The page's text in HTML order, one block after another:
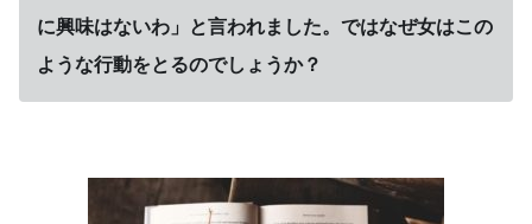
に興味はないわ」と言われました。ではなぜ女はこの
ような行動をとるのでしょうか？